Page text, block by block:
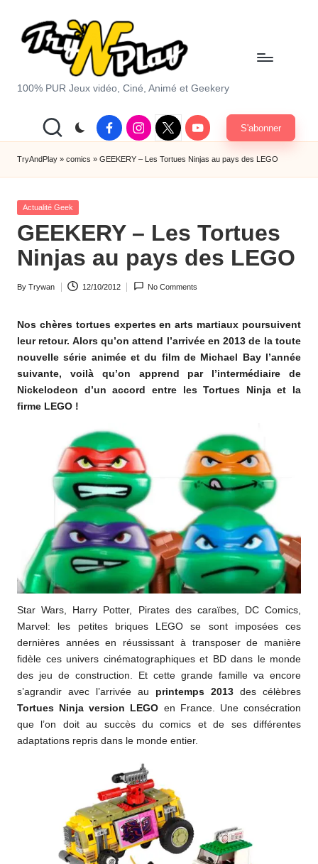
T
y
A
d
P
la
y.
o
m
100% PUR Jeux vidéo, Ciné, Animé et Geekery
FacebookInstagram
X
|
Twitter
Youtube S'abonner
TryAndPlay » comics » GEEKERY – Les Tortues Ninjas au pays des LEGO
Posted
Actualité Geek
GEEKERY – Les Tortues
Ninjas au pays des LEGO
Posted
By Trywan 12/10/2012 No Comments
Nos chères tortues expertes en arts martiaux poursuivent
leur retour. Alors qu’on attend l’arrivée en 2013 de la toute
nouvelle série animée et du film de Michael Bay l’année
suivante, voilà qu’on apprend par l’intermédiaire de
Nickelodeon d’un accord entre les Tortues Ninja et la
firme LEGO !
Star Wars, Harry Potter, Pirates des caraïbes, DC Comics,
Marvel: les petites briques LEGO se sont imposées ces
dernières années en réussissant à transposer de manière
fidèle ces univers cinématographiques et BD dans le monde
des jeu de construction. Et cette grande famille va encore
s’agrandir avec l’arrivée au printemps 2013 des célèbres
Tortues Ninja version LEGO en France. Une consécration
que l’on doit au succès du comics et de ses différentes
adaptations repris dans le monde entier.